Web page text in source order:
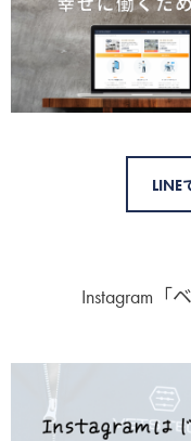
LINE
Instagram「